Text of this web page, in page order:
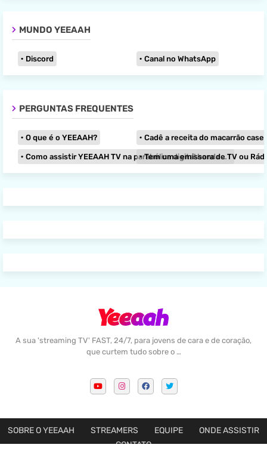
MUNDO YEEAAH
Discord Canal no WhatsApp
PERGUNTAS FREQUENTES
O que é o YEEAAH? Cadê a receita do macarrão caseiro
Como assistir YEEAAH TV na parabólica digital banda KU?
Tem uma emissora de TV ou Rádio
A sua 'streaming TV' FAST, 24/7, para jovens de cara e de coração,
que curtem tudo sobre o …
SOBRE O YEEAAH STREAMERS EQUIPE
ONDE ASSISTIR
CONTATO